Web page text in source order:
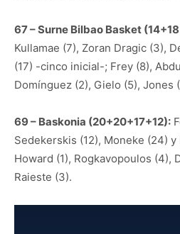
67 – Surne Bilbao Basket
Kullamae (7), Zoran Dragic (3),
(17) -cinco inicial-; Frey (8),
Domínguez (2), Gielo (5), Jones
69 – Baskonia (20+20+17+12):
Sedekerskis (12), Moneke (24)
Howard (1), Rogkavopoulos (4),
Raieste (3).